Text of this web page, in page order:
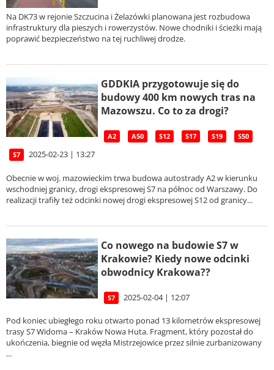
Na DK73 w rejonie Szczucina i Żelazówki planowana jest rozbudowa
infrastruktury dla pieszych i rowerzystów. Nowe chodniki i ścieżki mają
poprawić bezpieczeństwo na tej ruchliwej drodze.
GDDKIA przygotowuje się do
budowy 400 km nowych tras na
Mazowszu. Co to za drogi?
A2 A50 S12 S17 S19 S50
S7 2025-02-23 | 13:27
Obecnie w woj. mazowieckim trwa budowa autostrady A2 w kierunku
wschodniej granicy, drogi ekspresowej S7 na północ od Warszawy. Do
realizacji trafiły też odcinki nowej drogi ekspresowej S12 od granicy...
Co nowego na budowie S7 w
Krakowie? Kiedy nowe odcinki
obwodnicy Krakowa??
S7 2025-02-04 | 12:07
Pod koniec ubiegłego roku otwarto ponad 13 kilometrów ekspresowej
trasy S7 Widoma – Kraków Nowa Huta. Fragment, który pozostał do
ukończenia, biegnie od węzła Mistrzejowice przez silnie zurbanizowany
...